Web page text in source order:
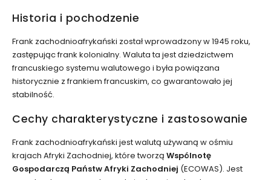
Historia i pochodzenie
Frank zachodnioafrykański został wprowadzony w 1945 roku,
zastępując frank kolonialny. Waluta ta jest dziedzictwem
francuskiego systemu walutowego i była powiązana
historycznie z frankiem francuskim, co gwarantowało jej
stabilność.
Cechy charakterystyczne i zastosowanie
Frank zachodnioafrykański jest walutą używaną w ośmiu
krajach Afryki Zachodniej, które tworzą Wspólnotę
Gospodarczą Państw Afryki Zachodniej (ECOWAS). Jest